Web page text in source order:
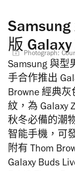
Samsung
版 Photograph:
Samsung 與型
手合作推出
Browne 經典
紋，為 Galaxy
秋冬必備的潮
智能手機，可
附有 Thom
Galaxy Buds